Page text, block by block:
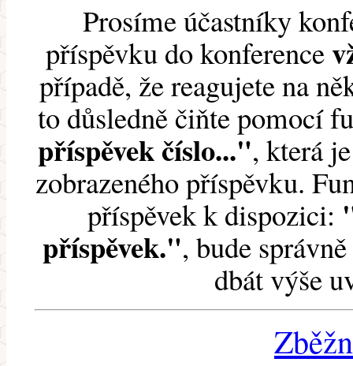
Prosíme účastníky
příspěvku do konference
případě, že reagujete na
to důsledně čiňte pomocí
příspěvek číslo...", která
zobrazeného příspěvku.
příspěvek k dispozici:
příspěvek.", bude
dbát výše